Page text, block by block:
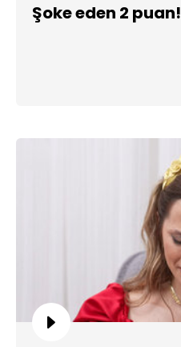
Şoke eden 2 puan!